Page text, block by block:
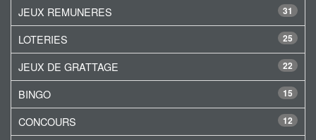
31
JEUX REMUNERES
25
LOTERIES
22
JEUX DE GRATTAGE
15
BINGO
12
CONCOURS